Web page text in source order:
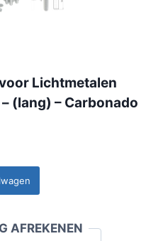
Lichtmetalen
(lang) – Carbonado
AFREKENEN